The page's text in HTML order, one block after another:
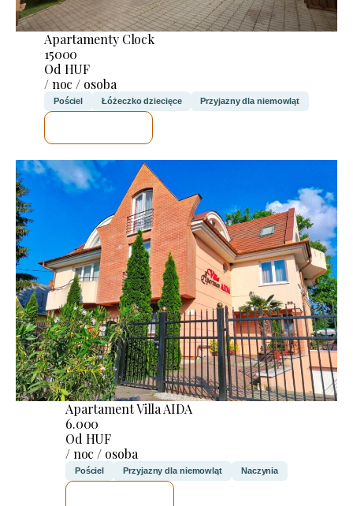
Apartamenty Clock
15000
Od HUF
/ noc / osoba
Pościel Łóżeczko dziecięce Przyjazny dla niemowląt
Apartament Villa AIDA
6.000
Od HUF
/ noc / osoba
Pościel Przyjazny dla niemowląt Naczynia